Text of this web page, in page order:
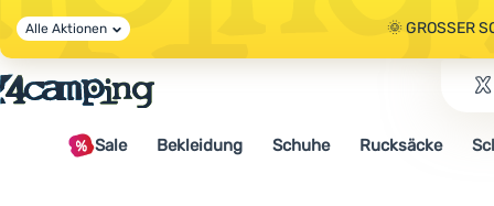
🌞 GROSSER
🤫 - 10 % AUF
🌞 GROSSER
Alle Aktionen
Sale Bekleidung Schuhe Rucksäcke